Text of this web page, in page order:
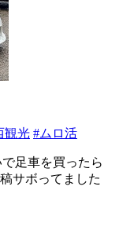
観光 #ムロ活
足車を買ったら
サボってました